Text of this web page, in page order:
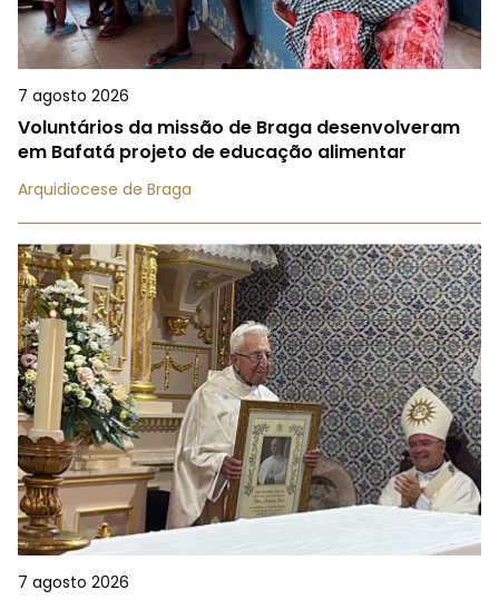
7 agosto 2026
Voluntários da missão de Braga desenvolveram
em Bafatá projeto de educação alimentar
Arquidiocese de Braga
7 agosto 2026